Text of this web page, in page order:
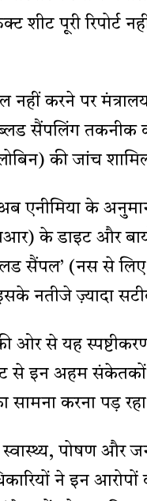
पूरी रिपोर्ट
नहीं करने पर
सैंपलिंग तकनीक
की जांच
अब एनीमिया के
के डाइट और
ब्लड सैंपल’ (नस से
नतीजे ज़्यादा
ओर से यह
इन अहम संकेतकों
करना पड़
स्वास्थ्य, पोषण और
ने इन आरोपों